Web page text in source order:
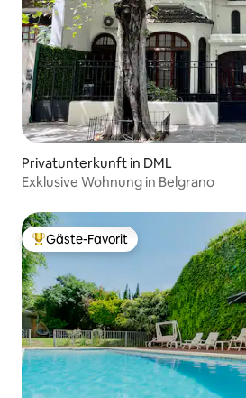
Privatunterkunft in DML
Exklusive Wohnung in Belgrano
Beliebter Gäste-Favorit.
Gäste-Favorit